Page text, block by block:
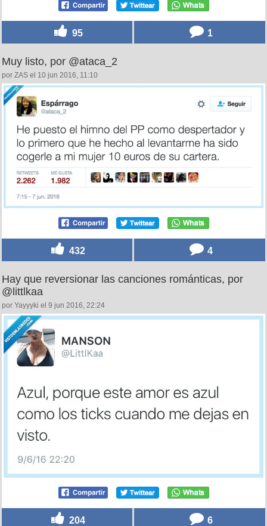
95 1
Muy listo, por @ataca_2
por ZAS el 10 jun 2016, 11:10
432 4
Hay que reversionar las canciones románticas, por
@littlkaa
por Yayyyki el 9 jun 2016, 22:24
204 6